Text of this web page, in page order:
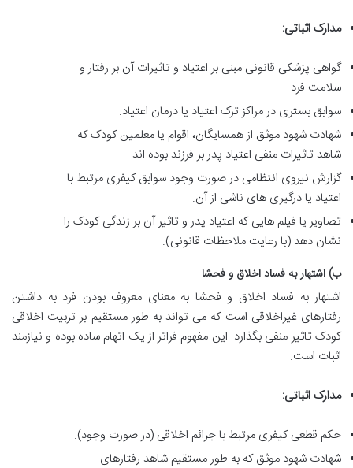
مدارک اثباتی:
گواهی پزشکی قانونی مبنی بر اعتیاد و تاثیرات آن بر رفتار و
سلامت فرد.
سوابق بستری در مراکز ترک اعتیاد یا درمان اعتیاد.
شهادت شهود موثق از همسایگان، اقوام یا معلمین کودک که
شاهد تاثیرات منفی اعتیاد پدر بر فرزند بوده اند.
گزارش نیروی انتظامی در صورت وجود سوابق کیفری مرتبط با
اعتیاد یا درگیری های ناشی از آن.
تصاویر یا فیلم هایی که اعتیاد پدر و تاثیر آن بر زندگی کودک را
نشان دهد (با رعایت ملاحظات قانونی).
ب) اشتهار به فساد اخلاق و فحشا
اشتهار به فساد اخلاق و فحشا به معنای معروف بودن فرد به داشتن
رفتارهای غیراخلاقی است که می تواند به طور مستقیم بر تربیت اخلاقی
کودک تاثیر منفی بگذارد. این مفهوم فراتر از یک اتهام ساده بوده و نیازمند
اثبات است.
مدارک اثباتی:
حکم قطعی کیفری مرتبط با جرائم اخلاقی (در صورت وجود).
شهادت شهود موثق که به طور مستقیم شاهد رفتارهای